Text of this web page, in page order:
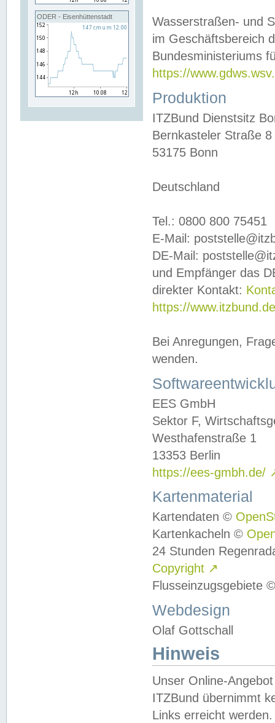
ODER - Eisenhüttenstadt
Wasserstraßen- und
im Geschäftsbereich
Bundesministeriums
https://
Produktion
ITZBund Dienstsitz
Bernkasteler Straße 8
53175 Bonn
Deutschland
Tel.: 0800 800 75451
E-Mail:
DE-Mail:
und Empfänger das
direkter Kontakt:
https://
Bei Anregungen,
wenden.
EES GmbH
Sektor F,
Westhafenstraße 1
13353 Berlin
https://ees-gmbh.de/
Kartenmaterial
Kartendaten ©
Kartenkacheln ©
24 Stunden
Copyright ↗
Flusseinzugsgebiete
Webdesign
Olaf Gottschall
Hinweis
Unser Online-
ITZBund übernimmt
Links erreicht